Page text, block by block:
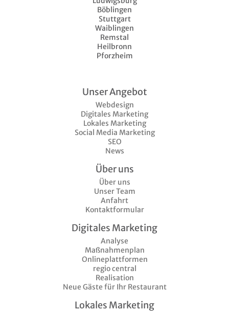
Böblingen
Stuttgart
Waiblingen
Remstal
Heilbronn
Pforzheim
Unser Angebot
Webdesign
Digitales Marketing
Lokales Marketing
Social Media Marketing
SEO
News
Über uns
Über uns
Unser Team
Anfahrt
Kontaktformular
Digitales Marketing
Analyse
Maßnahmenplan
Onlineplattformen
regio central
Realisation
Neue Gäste für Ihr Restaurant
Lokales Marketing